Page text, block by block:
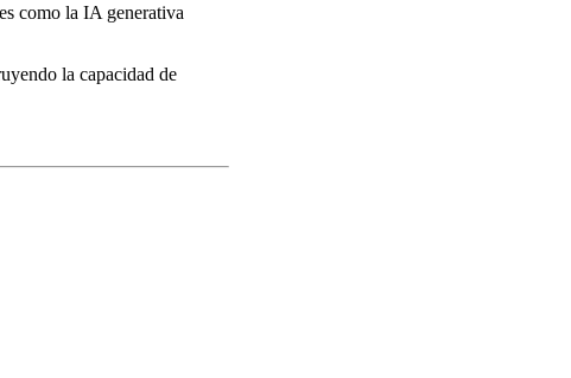
como la IA generativa
la capacidad de